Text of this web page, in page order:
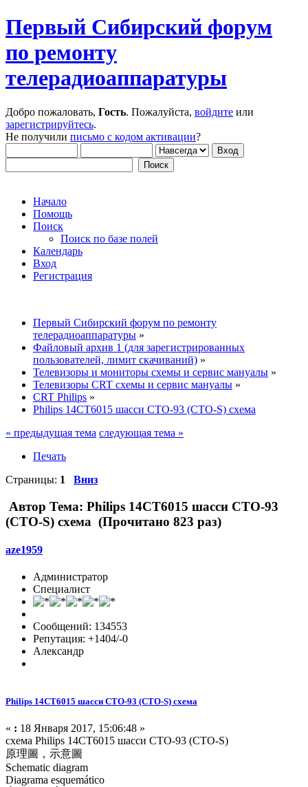
Первый Сибирский форум
по ремонту
телерадиоаппаратуры
Добро пожаловать, Гость. Пожалуйста, войдите или
зарегистрируйтесь.
Не получили письмо с кодом активации?
Начало
Помощь
Поиск
Поиск по базе полей
Календарь
Вход
Регистрация
Первый Сибирский форум по ремонту
телерадиоаппаратуры »
Файловый архив 1 (для зарегистрированных
пользователей, лимит скачиваний) »
Телевизоры и мониторы схемы и сервис мануалы »
Телевизоры CRT схемы и сервис мануалы »
CRT Philips »
Philips 14CT6015 шасси CTO-93 (CTO-S) схема
« предыдущая тема следующая тема »
Печать
Страницы: 1 Вниз
Автор Тема: Philips 14CT6015 шасси CTO-93
(CTO-S) схема (Прочитано 823 раз)
aze1959
Администратор
Специалист
Сообщений: 134553
Репутация: +1404/-0
Александр
Philips 14CT6015 шасси CTO-93 (CTO-S) схема
« : 18 Января 2017, 15:06:48 »
схема Philips 14CT6015 шасси CTO-93 (CTO-S)
原理圖，示意圖
Schematic diagram
Diagrama esquemático